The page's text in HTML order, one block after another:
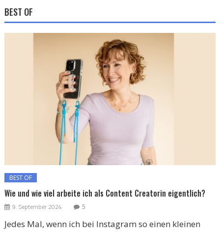
BEST OF
BEST OF
Wie und wie viel arbeite ich als Content Creatorin eigentlich?
9. September 2024 5
Jedes Mal, wenn ich bei Instagram so einen kleinen